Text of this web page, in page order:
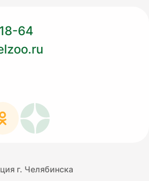
64
г. Челябинска